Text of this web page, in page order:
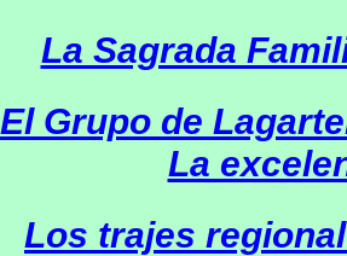
La Sagrada
El Grupo de
La
Los trajes